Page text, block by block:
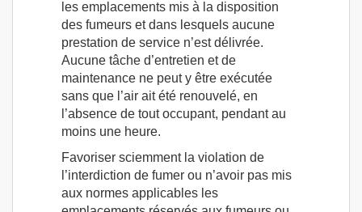
les emplacements mis à la disposition
des fumeurs et dans lesquels aucune
prestation de service n’est délivrée.
Aucune tâche d’entretien et de
maintenance ne peut y être exécutée
sans que l’air ait été renouvelé, en
l’absence de tout occupant, pendant au
moins une heure.
Favoriser sciemment la violation de
l’interdiction de fumer ou n’avoir pas mis
aux normes applicables les